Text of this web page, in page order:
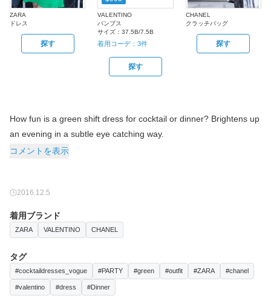
ZARA
ドレス
探す
VALENTINO
パンプス
サイズ：37.5B/7.5B
着用コーデ：3件
探す
CHANEL
クラッチバッグ
探す
How fun is a green shift dress for cocktail or dinner? Brightens up
an evening in a subtle eye catching way.
コメントを表示
2016.12.5
着用ブランド
ZARA VALENTINO CHANEL
タグ
#cocktaildresses_vogue #PARTY #green #outfit #ZARA #chanel
#valentino #dress #Dinner